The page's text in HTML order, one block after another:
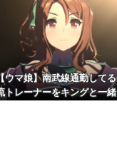
ウマ娘】南武線通勤して
トレーナーをキングと一